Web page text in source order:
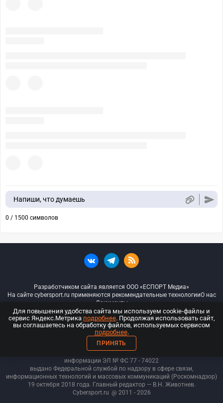
Напиши, что думаешь
0 / 1500 символов
Разработчиком сайта является ООО «ЕСПОРТ Медиа»
На сайте cybersport.ru применяются рекомендательные технологииО нас
Документы
© ООО «Киберспорт.ру» — Все права защищены
18+
ООО «Киберспорт.ру». Свидетельство о регистрации средств массовой
информации ЭЛ № ФС 77 - 74022
выдано Федеральной службой по надзору в сфере связи,
информационных технологий и массовых коммуникаций (Роскомнадзор)
19 октября 2018 года. Главный редактор — В.Н. Животнев.
Cybersport.ru @ 2011 - 2026
Для повышения удобства сайта мы используем cookie-файлы и
сервис Яндекс.Метрика подробнее. Продолжая использовать сайт,
вы соглашаетесь на обработку файлов, используемых сервисом
подробнее.
ПРИНЯТЬ